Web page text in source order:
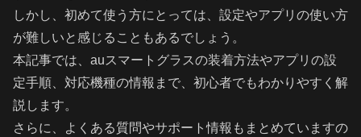
しかし、初めて使う方にとっては、設定やアプリの使い方
が難しいと感じることもあるでしょう。
本記事では、auスマートグラスの装着方法やアプリの設
定手順、対応機種の情報まで、初心者でもわかりやすく解
説します。
さらに、よくある質問やサポート情報もまとめていますの